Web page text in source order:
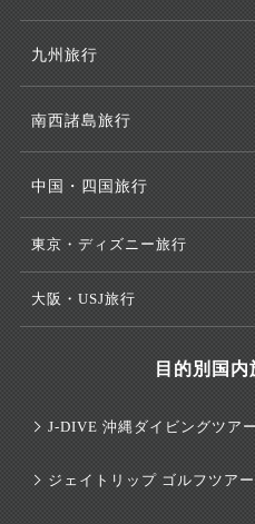
九州旅行
南西諸島旅行
中国・四国旅行
東京・ディズニー旅行
大阪・USJ旅行
目的別国
J-DIVE 沖縄ダイビングツア
ジェイトリップ ゴルフツアー